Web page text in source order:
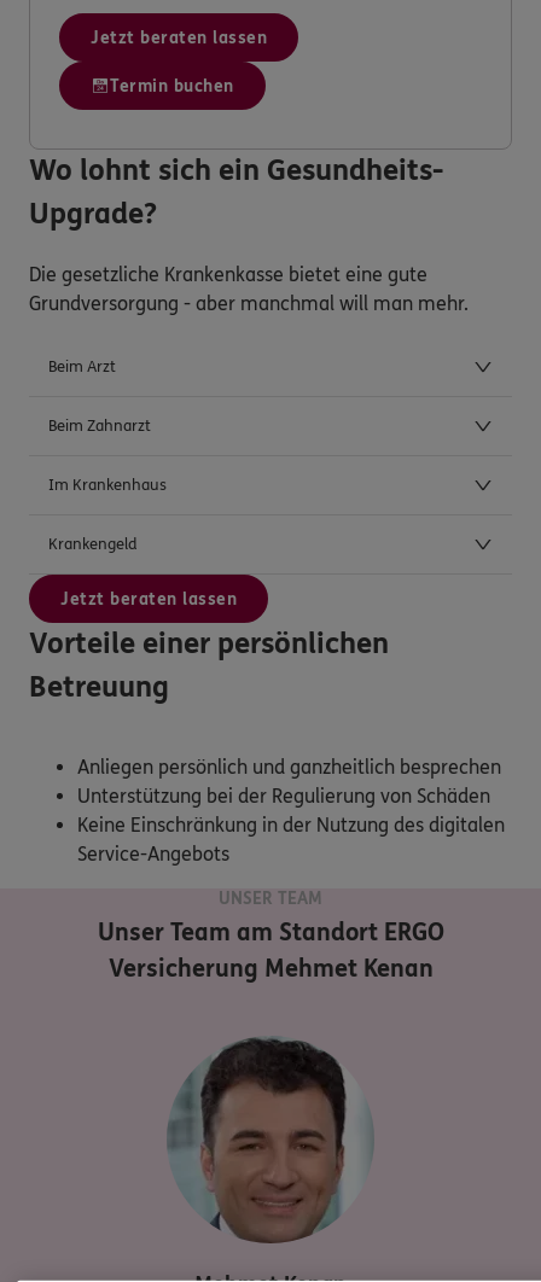
Jetzt beraten lassen
Termin buchen
Wo lohnt sich ein Gesundheits-
Upgrade?
Die gesetzliche Krankenkasse bietet eine gute
Grundversorgung - aber manchmal will man mehr.
Beim Arzt
Beim Zahnarzt
Im Krankenhaus
Krankengeld
Jetzt beraten lassen
Vorteile einer persönlichen
Betreuung
Anliegen persönlich und ganzheitlich besprechen
Unterstützung bei der Regulierung von Schäden
Keine Einschränkung in der Nutzung des digitalen
Service-Angebots
UNSER TEAM
Unser Team am StandortERGO
Versicherung Mehmet Kenan